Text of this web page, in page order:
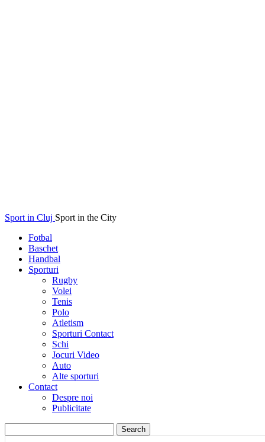
Sport in Cluj Sport in the City
Fotbal
Baschet
Handbal
Sporturi
Rugby
Volei
Tenis
Polo
Atletism
Sporturi Contact
Schi
Jocuri Video
Auto
Alte sporturi
Contact
Despre noi
Publicitate